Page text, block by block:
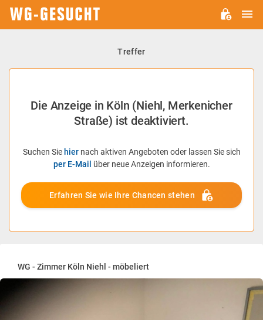
Treffer
Die Anzeige in Köln (Niehl, Merkenicher
Straße) ist deaktiviert.
Suchen Sie hiernach aktiven Angeboten oder lassen Sie sich
per E-Mail über neue Anzeigen informieren.
Erfahren Sie wie Ihre Chancen stehen
WG - Zimmer Köln Niehl - möbeliert